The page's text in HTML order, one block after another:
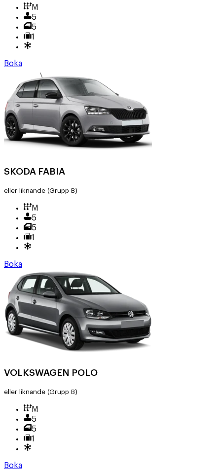
M
5
5
1
Boka
SKODA FABIA
eller liknande (Grupp B)
M
5
5
1
Boka
VOLKSWAGEN POLO
eller liknande (Grupp B)
M
5
5
1
Boka